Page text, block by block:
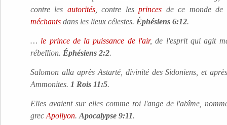
contre les autorités, contre lesprinces de ce monde de
méchants dans les lieux célestes. Éphésiens 6:12.
… le prince de la puissance de l'air, de l'esprit qui agit
rébellion. Éphésiens 2:2.
Salomon alla après Astarté, divinité des Sidoniens, et
Ammonites. 1 Rois 11:5.
Elles avaient sur elles comme roi l'ange de l'abîme,
grec Apollyon. Apocalypse 9:11.